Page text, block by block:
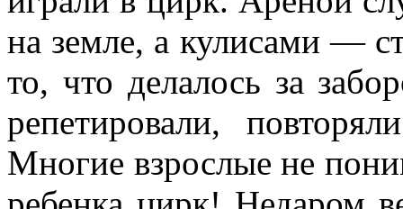
на земле, а кулисами —
то, что делалось за
репетировали,
Многие взрослые не